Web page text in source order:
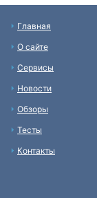
Главная
О сайте
Сервисы
Новости
Обзоры
Тесты
Контакты